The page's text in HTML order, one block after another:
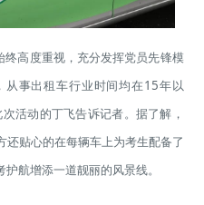
高度重视，充分发挥党员先锋模
事出租车行业时间均在15年以
活动的丁飞告诉记者。据了解，
贴心的在每辆车上为考生配备了
航增添一道靓丽的风景线。